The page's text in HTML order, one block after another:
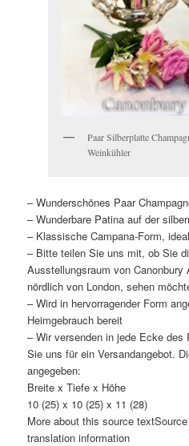
Paar Silberplatte
Weinkühler
– Wunderschönes Paar
– Wunderbare Patina auf der
– Klassische Campana-Form,
– Bitte teilen Sie uns mit, ob Sie
Ausstellungsraum von
nördlich von London, sehen
– Wird in hervorragender Form
Heimgebrauch bereit
– Wir versenden in jede Ecke
Sie uns für ein Versandangebot.
angegeben:
Breite x Tiefe x Höhe
10 (25) x 10 (25) x 11 (28)
More about this source
translation information